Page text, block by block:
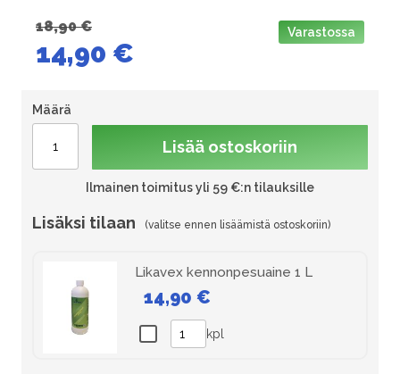
14,90 €
18,90 € Varastossa
Määrä
Lisää ostoskoriin
Ilmainen toimitus yli 59 €:n tilauksille
Lisäksi tilaan
Likavex kennonpesuaine 1 L
14,90 €
kpl